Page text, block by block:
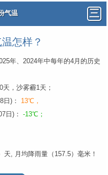
气温
怎样？
年、2024年中每年的4月的历史
，沙雾霾1天；
日)： 13℃，
日)： -13℃；
, 月均降雨量（157.5）毫米！